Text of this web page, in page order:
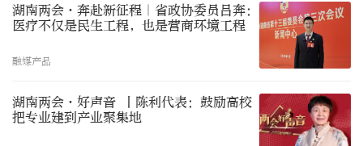
湖南两会·奔赴新征程｜省政协委员吕奔：
医疗不仅是民生工程，也是营商环境工程
融媒产品
湖南两会·好声音 丨陈利代表：鼓励高校
把专业建到产业聚集地